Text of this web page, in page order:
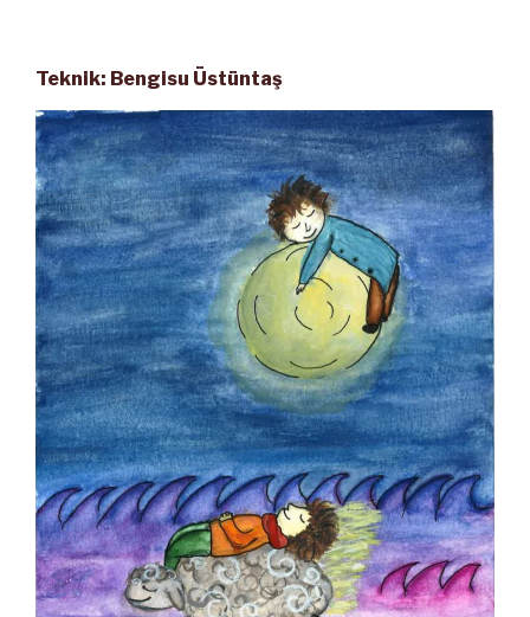
Teknik: Bengisu Üstüntaş